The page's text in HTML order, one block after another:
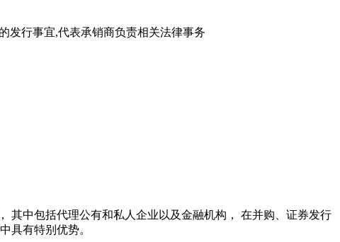
的发行事宜,代表承销商负责相关法律事务
其中包括代理公有和私人企业以及金融机构， 在并购、证券发行
具有特别优势。